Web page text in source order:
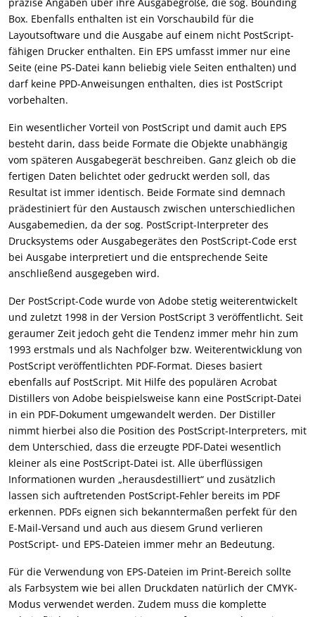
präzise Angaben über ihre Ausgabegröße, die sog. Bounding
Box. Ebenfalls enthalten ist ein Vorschaubild für die
Layoutsoftware und die Ausgabe auf einem nicht PostScript-
fähigen Drucker enthalten. Ein EPS umfasst immer nur eine
Seite (eine PS-Datei kann beliebig viele Seiten enthalten) und
darf keine PPD-Anweisungen enthalten, dies ist PostScript
vorbehalten.
Ein wesentlicher Vorteil von PostScript und damit auch EPS
besteht darin, dass beide Formate die Objekte unabhängig
vom späteren Ausgabegerät beschreiben. Ganz gleich ob die
fertigen Daten belichtet oder gedruckt werden soll, das
Resultat ist immer identisch. Beide Formate sind demnach
prädestiniert für den Austausch zwischen unterschiedlichen
Ausgabemedien, da der sog. PostScript-Interpreter des
Drucksystems oder Ausgabegerätes den PostScript-Code erst
bei Ausgabe interpretiert und die entsprechende Seite
anschließend ausgegeben wird.
Der PostScript-Code wurde von Adobe stetig weiterentwickelt
und zuletzt 1998 in der Version PostScript 3 veröffentlicht. Seit
geraumer Zeit jedoch geht die Tendenz immer mehr hin zum
1993 erstmals und als Nachfolger bzw. Weiterentwicklung von
PostScript veröffentlichten PDF-Format. Dieses basiert
ebenfalls auf PostScript. Mit Hilfe des populären Acrobat
Distillers von Adobe beispielsweise kann eine PostScript-Datei
in ein PDF-Dokument umgewandelt werden. Der Distiller
nimmt hierbei also die Position des PostScript-Interpreters, mit
dem Unterschied, dass die erzeugte PDF-Datei wesentlich
kleiner als eine PostScript-Datei ist. Alle überflüssigen
Informationen wurden „herausdestilliert“ und zusätzlich
lassen sich auftretenden PostScript-Fehler bereits im PDF
erkennen. PDFs eignen sich bekanntermaßen perfekt für den
E-Mail-Versand und auch aus diesem Grund verlieren
PostScript- und EPS-Dateien immer mehr an Bedeutung.
Für die Verwendung von EPS-Dateien im Print-Bereich sollte
als Farbsystem wie bei allen Druckdaten natürlich der CMYK-
Modus verwendet werden. Zudem muss die komplette